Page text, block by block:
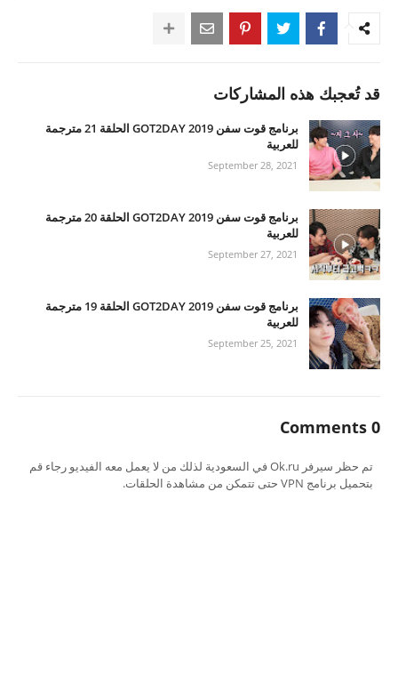
قد تُعجبك هذه المشاركات
برنامج قوت سفن GOT2DAY 2019 الحلقة 21 مترجمة
للعربية
September 28, 2021
برنامج قوت سفن GOT2DAY 2019 الحلقة 20 مترجمة
للعربية
September 27, 2021
برنامج قوت سفن GOT2DAY 2019 الحلقة 19 مترجمة
للعربية
September 25, 2021
0 Comments
تم حظر سيرفر Ok.ru في السعودية لذلك من لا يعمل معه الفيديو رجاء قم
بتحميل برنامج VPN حتى تتمكن من مشاهدة الحلقات.